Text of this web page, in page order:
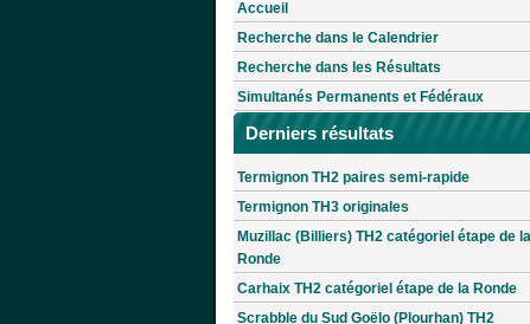
Accueil
Recherche dans le Calendrier
Recherche dans les Résultats
Simultanés Permanents et Fédéraux
Derniers résultats
Termignon TH2 paires semi-rapide
Termignon TH3 originales
Muzillac (Billiers) TH2 catégoriel étape de la
Ronde
Carhaix TH2 catégoriel étape de la Ronde
Scrabble du Sud Goëlo (Plourhan) TH2